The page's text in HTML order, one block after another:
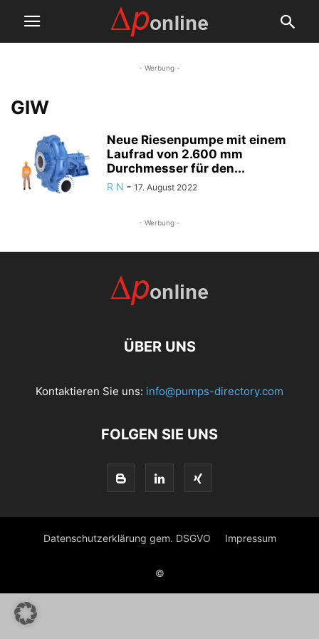
- Werbung -
GIW
Neue Riesenpumpe mit einem
Laufrad von 2.600 mm
Durchmesser für den...
R N - 17. August 2022
- Werbung -
ÜBER UNS
Kontaktieren Sie uns: info@pumps-directory.com
FOLGEN SIE UNS
Datenschutzerklärung gem. DSGVO Impressum
©